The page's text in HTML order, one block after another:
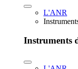
L'ANR
Instruments